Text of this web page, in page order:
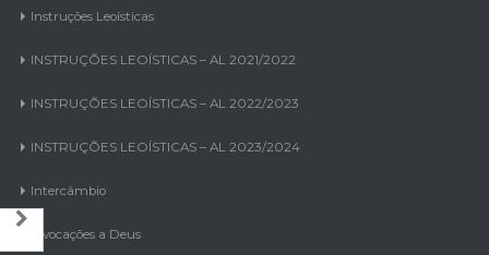
Instruções Leoísticas
INSTRUÇÕES LEOÍSTICAS – AL 2021/2022
INSTRUÇÕES LEOÍSTICAS – AL 2022/2023
INSTRUÇÕES LEOÍSTICAS – AL 2023/2024
Intercâmbio
Invocações a Deus